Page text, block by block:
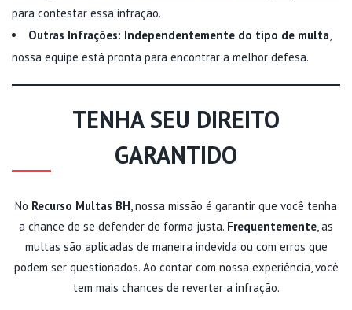
para contestar essa infração.
Outras Infrações: Independentemente do tipo de multa,
nossa equipe está pronta para encontrar a melhor defesa.
TENHA SEU DIREITO
GARANTIDO
No Recurso Multas BH, nossa missão é garantir que você tenha
a chance de se defender de forma justa. Frequentemente, as
multas são aplicadas de maneira indevida ou com erros que
podem ser questionados. Ao contar com nossa experiência, você
tem mais chances de reverter a infração.